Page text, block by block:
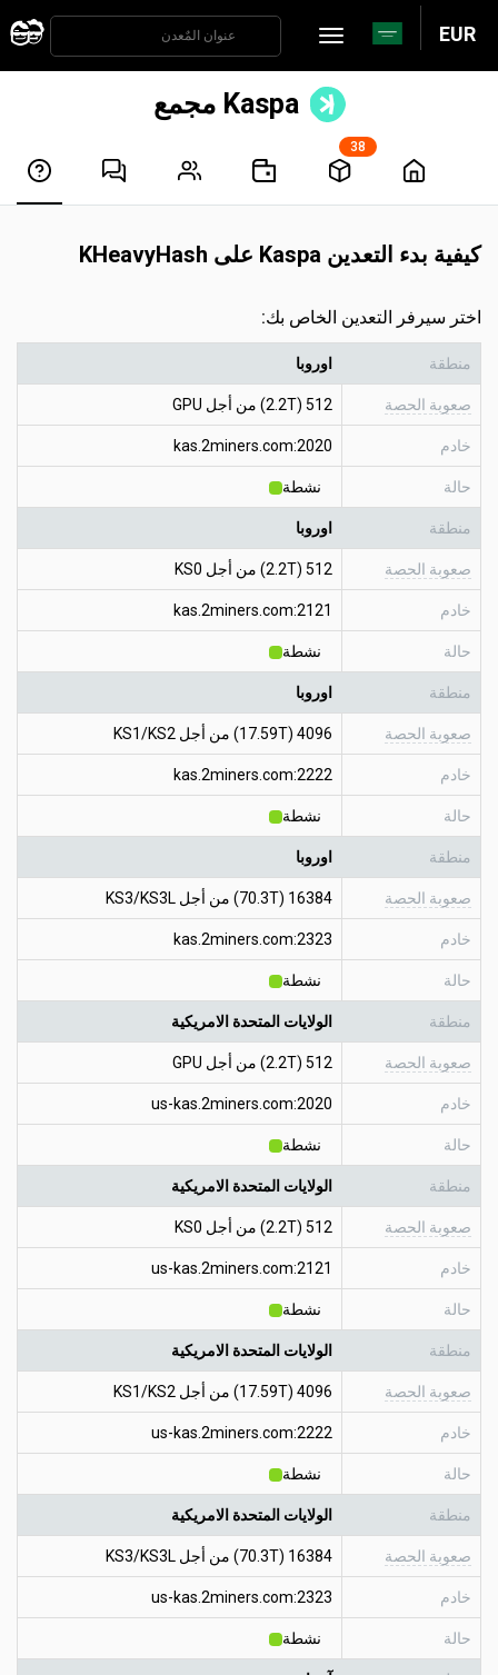
EUR
Kaspa مجمع
38
كيفية بدء التعدين Kaspa على KHeavyHash
اختر سيرفر التعدين الخاص بك:
منطقة اوروبا
صعوبة الحصة 512 (2.2T) من أجل GPU
خادم kas.2miners.com:2020
حالة نشطة
منطقة اوروبا
صعوبة الحصة 512 (2.2T) من أجل KS0
خادم kas.2miners.com:2121
حالة نشطة
منطقة اوروبا
صعوبة الحصة 4096 (17.59T) من أجل KS1/KS2
خادم kas.2miners.com:2222
حالة نشطة
منطقة اوروبا
صعوبة الحصة 16384 (70.3T) من أجل KS3/KS3L
خادم kas.2miners.com:2323
حالة نشطة
منطقة الولايات المتحدة الامريكية
صعوبة الحصة 512 (2.2T) من أجل GPU
خادم us-kas.2miners.com:2020
حالة نشطة
منطقة الولايات المتحدة الامريكية
صعوبة الحصة 512 (2.2T) من أجل KS0
خادم us-kas.2miners.com:2121
حالة نشطة
منطقة الولايات المتحدة الامريكية
صعوبة الحصة 4096 (17.59T) من أجل KS1/KS2
خادم us-kas.2miners.com:2222
حالة نشطة
منطقة الولايات المتحدة الامريكية
صعوبة الحصة 16384 (70.3T) من أجل KS3/KS3L
خادم us-kas.2miners.com:2323
حالة نشطة